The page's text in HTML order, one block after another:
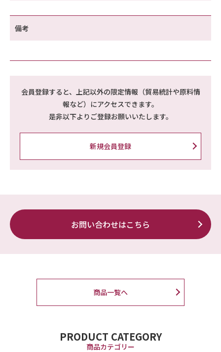
備考
会員登録すると、上記以外の限定情報（貿易統計や原料情
報など）にアクセスできます。
是非以下よりご登録お願いいたします。
新規会員登録
お問い合わせはこちら
商品一覧へ
PRODUCT CATEGORY
商品カテゴリー